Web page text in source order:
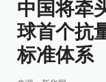
中国将牵
球首个抗
标准体系